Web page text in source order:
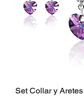
Set Collar y